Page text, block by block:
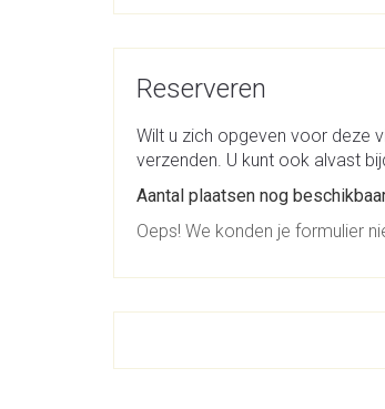
Reserveren
Wilt u zich opgeven voor deze
verzenden. U kunt ook alvast
Aantal plaatsen nog
Oeps! We konden je formulier